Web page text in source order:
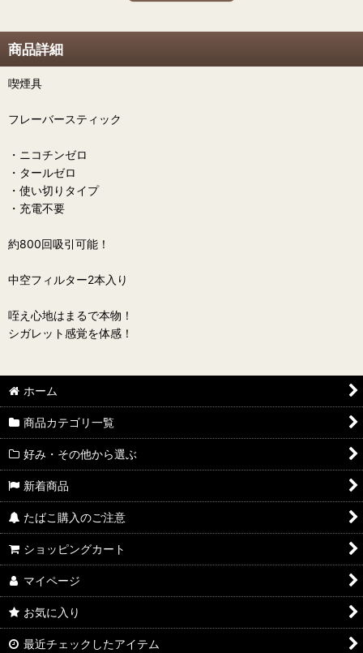
商品詳細
喫煙具
フレーバースティック
・ニコチンゼロ
・タールゼロ
・使い切りタイプ
・充電不要
約800回吸引可能！
中空フィルター2本入り
咥え心地はまるで本物！
シガレット感覚を体感！
ホーム
商品カテゴリ一覧
好み・その他から選ぶ
新着商品
たばこ購入のご注意
ショッピングカート
マイページ
お気に入り
最近チェックしたアイテム